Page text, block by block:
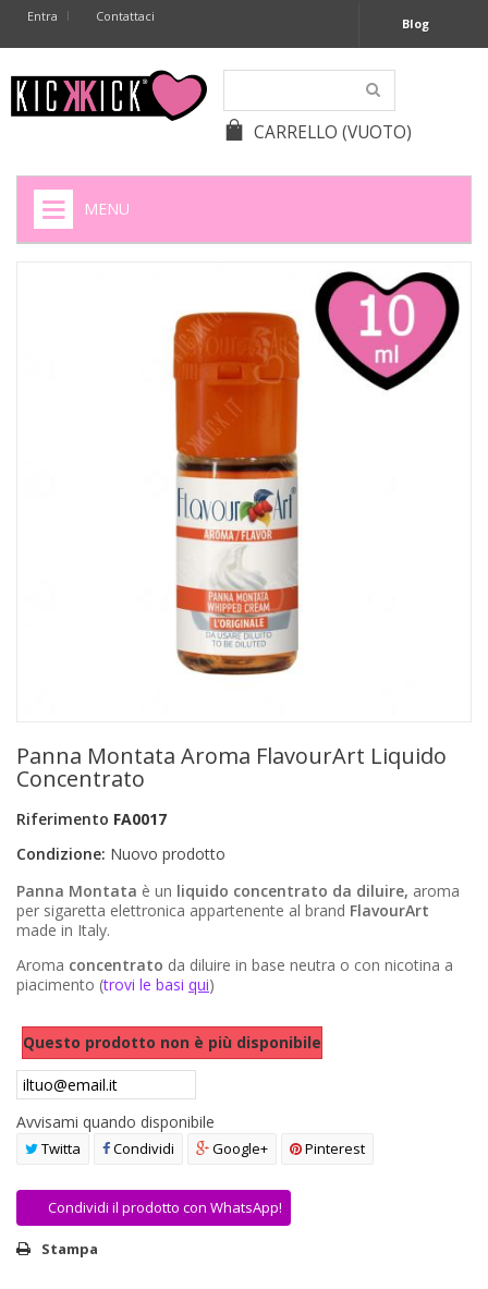
Entra Contattaci Blog
CARRELLO (VUOTO)
MENU
+
SIGARETTE ELETTRONICHE
BATTERIE APPARECCHI ACUSTICI
PRODOTTI MONOUSO E TNT
FORNITURE ESTETICA
FAI DA TE
AUTO E MOTO
NOVITÀ
PROMOZIONI E COUPON
AREA RIVENDITORI
DICONO DI NOI
Panna Montata Aroma FlavourArt Liquido
Concentrato
Riferimento FA0017
Condizione: Nuovo prodotto
Panna Montata è un liquido concentrato da diluire, aroma
per sigaretta elettronica appartenente al brand FlavourArt
made in Italy.
Aroma concentrato da diluire in base neutra o con nicotina a
piacimento (trovi le basi qui)
Questo prodotto non è più disponibile
Avvisami quando disponibile
Twitta Condividi Google+ Pinterest
Condividi il prodotto con WhatsApp!
Stampa